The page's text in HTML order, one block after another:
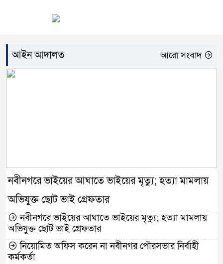
আইন আদালত আরো সংবাদ
নবীনগরে ভাইয়ের আঘাতে ভাইয়ের মৃত্যু; হত্যা মামলায়
অভিযুক্ত ছোট ভাই গ্রেফতার
নবীনগরে ভাইয়ের আঘাতে ভাইয়ের মৃত্যু; হত্যা মামলায়
অভিযুক্ত ছোট ভাই গ্রেফতার
নিয়োমিত অফিস করেন না নবীনগর পৌরসভার নির্বাহী
কর্মকর্তা